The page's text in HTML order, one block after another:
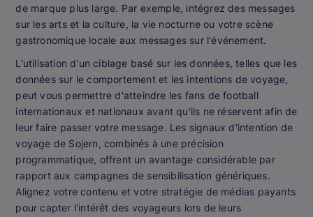
de marque plus large. Par exemple, intégrez des messages
sur les arts et la culture, la vie nocturne ou votre scène
gastronomique locale aux messages sur l'événement.
L'utilisation d'un ciblage basé sur les données, telles que les
données sur le comportement et les intentions de voyage,
peut vous permettre d'atteindre les fans de football
internationaux et nationaux avant qu'ils ne réservent afin de
leur faire passer votre message. Les signaux d'intention de
voyage de Sojern, combinés à une précision
programmatique, offrent un avantage considérable par
rapport aux campagnes de sensibilisation génériques.
Alignez votre contenu et votre stratégie de médias payants
pour capter l'intérêt des voyageurs lors de leurs